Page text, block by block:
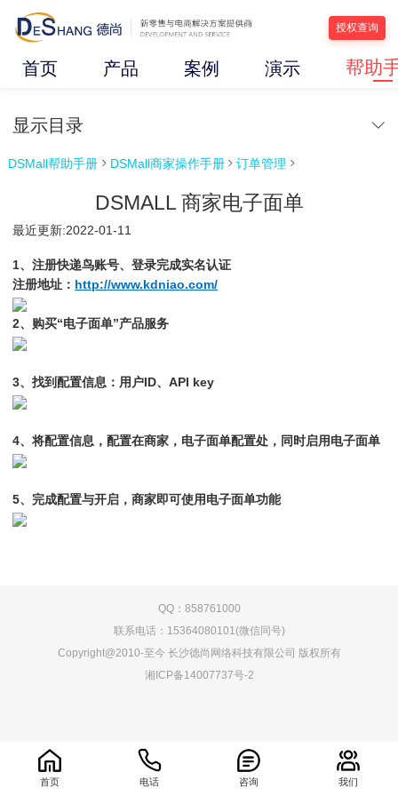
授权查询
首页 产品 案例 演示 帮助
显示目录
DSMall帮助手册  DSMall商家操作手册  订单管理 
DSMALL 商家电子面单
最近更新:2022-01-11
1、注册快递鸟账号、登录完成实名认证
注册地址： http://www.kdniao.com/
2、购买“电子面单”产品服务
3、找到配置信息：用户ID、API key
4、将配置信息，配置在商家，电子面单配置处，同时启用电子面单
5、完成配置与开启，商家即可使用电子面单功能
QQ：858761000
联系电话：15364080101(微信同号)
Copyright@2010-至今 长沙德尚网络科技有限公司 版权所有
湘ICP备14007737号-2
首页 电话 咨询 我们
0.067559s